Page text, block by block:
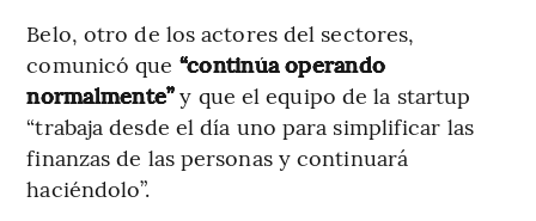
Belo, otro de los actores del sectores,
comunicó que “continúa operando
normalmente”y que el equipo de la startup
“trabaja desde el día uno para simplificar las
finanzas de las personas y continuará
haciéndolo”.